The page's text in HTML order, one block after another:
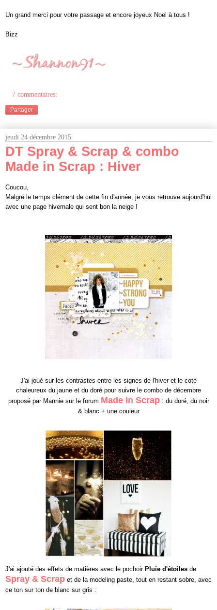
Un grand merci pour votre passage et encore joyeux Noël à tous !
Bizz
7 commentaires:
Partager
jeudi 24 décembre 2015
DT Spray & Scrap & combo
Made in Scrap : Hiver
Coucou,
Malgré le temps clément de cette fin d'année, je vous retrouve aujourd'hui
avec une page hivernale qui sent bon la neige !
J'ai joué sur les contrastes entre les signes de l'hiver et le coté
chaleureux du jaune et du doré pour suivre le combo de décembre
proposé par Mannie sur le forum Made in Scrap: du doré, du noir
& blanc + une couleur
J'ai ajouté des effets de matières avec le pochoirPluie d'étoiles de
Spray & Scrap et de la modeling paste, tout en restant sobre, avec
ce ton sur ton de blanc sur gris :